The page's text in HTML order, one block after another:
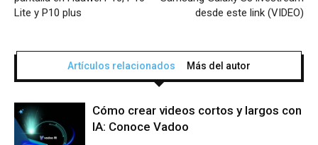
Lite y P10 plus
desde este link (VIDEO)
Artículos relacionados Más del autor
Cómo crear videos cortos y largos con
IA: Conoce Vadoo